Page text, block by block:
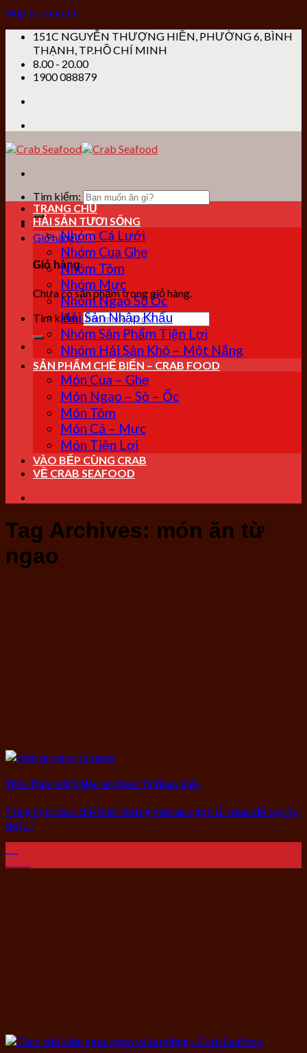
Skip to content
151C NGUYỄN THƯỢNG HIỀN, PHƯỜNG 6, BÌNH
THẠNH, TP.HỒ CHÍ MINH
8.00 - 20.00
1900 088879
Tìm kiếm:
Giỏ hàng /0₫
Giỏ hàng
Chưa có sản phẩm trong giỏ hàng.
Tìm kiếm:
TRANG CHỦ
HẢI SẢN TƯƠI SỐNG
Nhóm Cá Lưới
Nhóm Cua Ghẹ
Nhóm Tôm
Nhóm Mực
Nhóm Ngao Sò Ốc
Hải Sản Nhập Khẩu
Nhóm Sản Phẩm Tiện Lợi
Nhóm Hải Sản Khô – Một Nắng
SẢN PHẨM CHẾ BIẾN – CRAB FOOD
Món Cua – Ghẹ
Món Ngao – Sò – Ốc
Món Tôm
Món Cá – Mực
Món Tiện Lợi
VÀO BẾP CÙNG CRAB
VỀ CRAB SEAFOOD
Tag Archives: món ăn từ
ngao
Thổn Thức Với 5 Món Ăn Ngon Từ Ngao Biển
Tổng hợp cách chế biến những món ăn ngon từ ngao để bạn tự
do [...]